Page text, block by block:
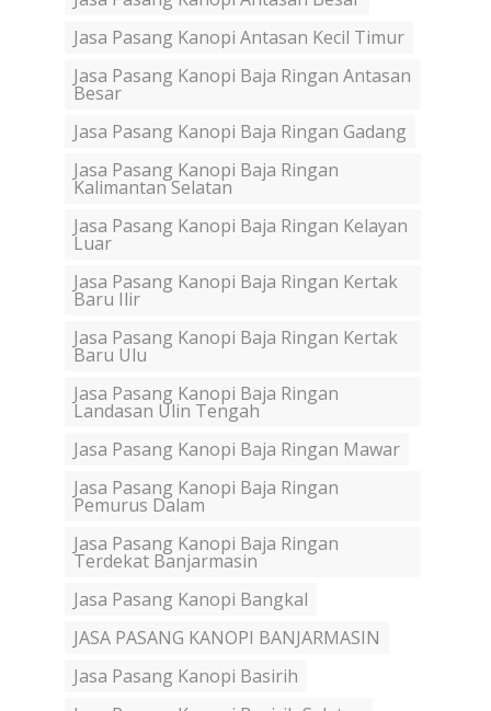
Jasa Pasang Kanopi Antasan Kecil Timur
Jasa Pasang Kanopi Baja Ringan Antasan
Besar
Jasa Pasang Kanopi Baja Ringan Gadang
Jasa Pasang Kanopi Baja Ringan
Kalimantan Selatan
Jasa Pasang Kanopi Baja Ringan Kelayan
Luar
Jasa Pasang Kanopi Baja Ringan Kertak
Baru Ilir
Jasa Pasang Kanopi Baja Ringan Kertak
Baru Ulu
Jasa Pasang Kanopi Baja Ringan
Landasan Ulin Tengah
Jasa Pasang Kanopi Baja Ringan Mawar
Jasa Pasang Kanopi Baja Ringan
Pemurus Dalam
Jasa Pasang Kanopi Baja Ringan
Terdekat Banjarmasin
Jasa Pasang Kanopi Bangkal
JASA PASANG KANOPI BANJARMASIN
Jasa Pasang Kanopi Basirih